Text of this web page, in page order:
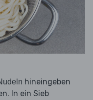
hineingeben
In ein Sieb